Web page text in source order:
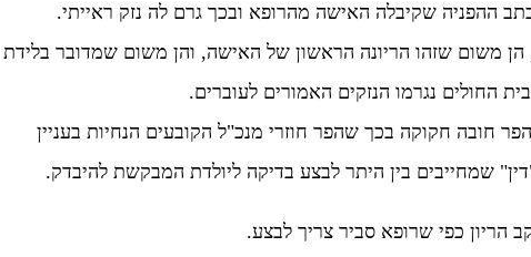
ההפניה שקיבלה האישה מהרופא ובכך גרם לה נזק ראייתי.
הן משום שזהו הריונה הראשון של האישה, והן משום שמדובר בלידת
החולים נגרמו הנזקים האמורים לעוברים.
חובה חקוקה בכך שהפר חוזרי מנכ"ל הקובעים הנחיות בעניין
שמחייבים בין היתר לבצע בדיקה ליולדת המבקשת להיבדק.
הריון כפי שרופא סביר צריך לבצע.